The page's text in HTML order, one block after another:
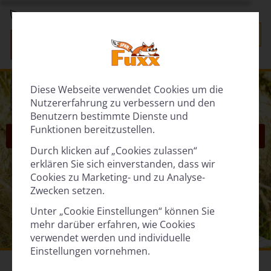
Diese Webseite verwendet Cookies um die
Nutzererfahrung zu verbessern und den
Benutzern bestimmte Dienste und
Funktionen bereitzustellen.
Durch klicken auf „Cookies zulassen“
erklären Sie sich einverstanden, dass wir
Cookies zu Marketing- und zu Analyse-
Zwecken setzen.
Unter „Cookie Einstellungen“ können Sie
mehr darüber erfahren, wie Cookies
verwendet werden und individuelle
Einstellungen vornehmen.